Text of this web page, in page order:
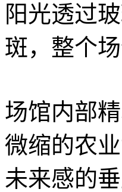
阳光透过
斑，整个
场馆内部
微缩的农
未来感的